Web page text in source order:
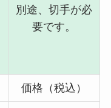
別途、切手が必
要です。
価格（税込）